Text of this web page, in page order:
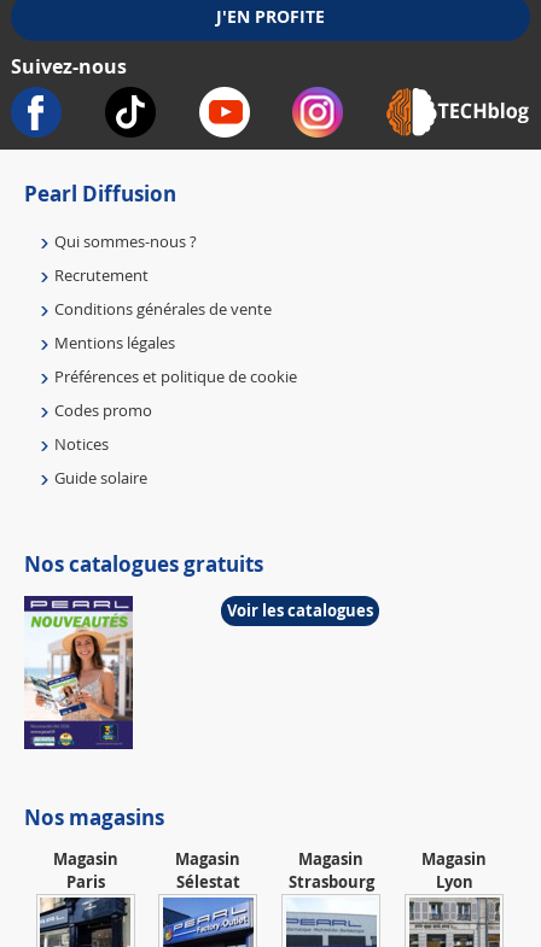
Suivez-nous
Pearl Diffusion
Qui sommes-nous ?
Recrutement
Conditions générales de vente
Mentions légales
Préférences et politique de cookie
Codes promo
Notices
Guide solaire
Nos catalogues gratuits
Voir les catalogues
Nos magasins
Magasin
Paris
Magasin
Sélestat
Magasin
Strasbourg
Magasin
Lyon